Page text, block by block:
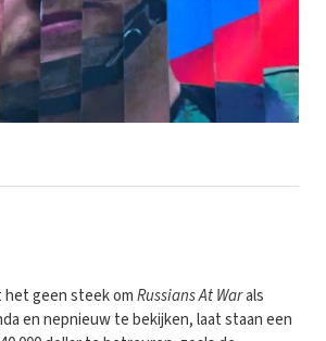
het geen steek omRussians At Warals
en nepnieuw te bekijken, laat staan een